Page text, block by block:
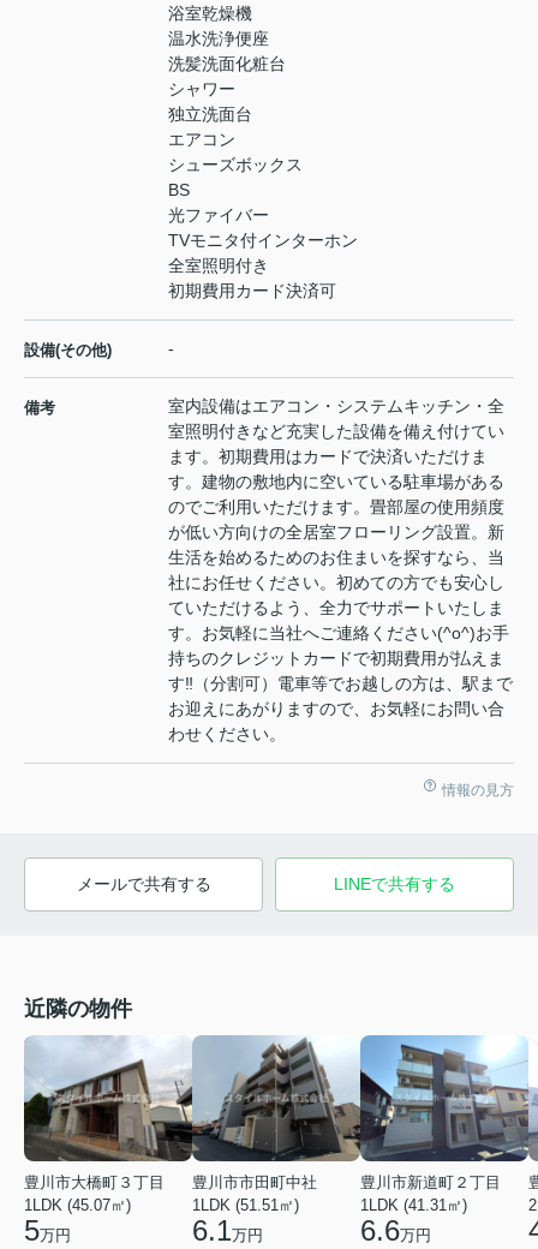
浴室乾燥機
温水洗浄便座
洗髪洗面化粧台
シャワー
独立洗面台
エアコン
シューズボックス
BS
光ファイバー
TVモニタ付インターホン
全室照明付き
初期費用カード決済可
設備(その他) -
備考
室内設備はエアコン・システムキッチン・全
室照明付きなど充実した設備を備え付けてい
ます。初期費用はカードで決済いただけま
す。建物の敷地内に空いている駐車場がある
のでご利用いただけます。畳部屋の使用頻度
が低い方向けの全居室フローリング設置。新
生活を始めるためのお住まいを探すなら、当
社にお任せください。初めての方でも安心し
ていただけるよう、全力でサポートいたしま
す。お気軽に当社へご連絡ください(^o^)お手
持ちのクレジットカードで初期費用が払えま
す‼（分割可）電車等でお越しの方は、駅まで
お迎えにあがりますので、お気軽にお問い合
わせください。
情報の見方
メールで共有する LINEで共有する
近隣の物件
豊川市大橋町３丁目
1LDK (45.07㎡)
5万円
豊川市市田町中社
1LDK (51.51㎡)
6.1万円
豊川市新道町２丁目
1LDK (41.31㎡)
6.6万円